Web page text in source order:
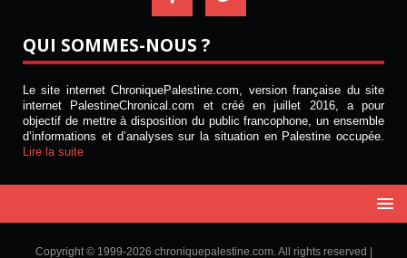
QUI SOMMES-NOUS ?
Le site internet ChroniquePalestine.com, version française du site
internet PalestineChronical.com et créé en juillet 2016, a pour
objectif de mettre à disposition du public francophone, un ensemble
d’informations et d’analyses sur la situation en Palestine occupée.
Lire la suite
Copyright © 1999-2026 chroniquepalestine.com. All rights reserved |